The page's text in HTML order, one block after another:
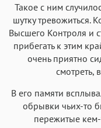
Такое с ним
шутку тревожиться.
Высшего Контроля и
прибегать к этим
очень приятно
смотреть,
В его памяти
обрывки чьих-то
пережитые